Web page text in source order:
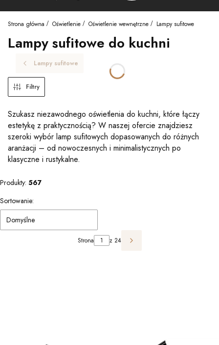
Strona główna Oświetlenie Oświetlenie wewnętrzne Lampy sufitowe
Lampy sufitowe do kuchni
Lampy sufitowe
Filtry
Szukasz niezawodnego oświetlenia do kuchni, które łączy
estetykę z praktycznością? W naszej ofercie znajdziesz
szeroki wybór lamp sufitowych dopasowanych do różnych
aranżacji – od nowoczesnych i minimalistycznych po
klasyczne i rustykalne.
Produkty: 567
Lista produktów
Sortowanie:
Domyślne
Strona z 24 Następne produkty